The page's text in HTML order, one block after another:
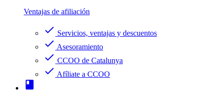
Ventajas de afiliación
check Servicios, ventajas y descuentos
check Asesoramiento
check CCOO de Catalunya
check Afíliate a CCOO
book